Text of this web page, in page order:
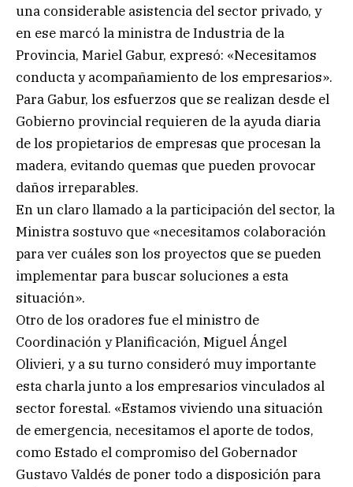
una considerable asistencia del sector privado, y
en ese marcó la ministra de Industria de la
Provincia, Mariel Gabur, expresó: «Necesitamos
conducta y acompañamiento de los empresarios».
Para Gabur, los esfuerzos que se realizan desde el
Gobierno provincial requieren de la ayuda diaria
de los propietarios de empresas que procesan la
madera, evitando quemas que pueden provocar
daños irreparables.
En un claro llamado a la participación del sector, la
Ministra sostuvo que «necesitamos colaboración
para ver cuáles son los proyectos que se pueden
implementar para buscar soluciones a esta
situación».
Otro de los oradores fue el ministro de
Coordinación y Planificación, Miguel Ángel
Olivieri, y a su turno consideró muy importante
esta charla junto a los empresarios vinculados al
sector forestal. «Estamos viviendo una situación
de emergencia, necesitamos el aporte de todos,
como Estado el compromiso del Gobernador
Gustavo Valdés de poner todo a disposición para